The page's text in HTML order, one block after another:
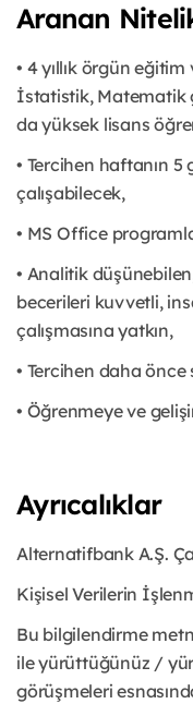
Aranan
• 4 yıllık örgün
İstatistik, Matematik
da yüksek lisans
• Tercihen haftanın
çalışabilecek,
• MS Office
• Analitik
becerileri kuvvetli,
çalışmasına yatkın,
• Tercihen daha
• Öğrenmeye ve
Ayrıcalıklar
Alternatifbank A.Ş.
Kişisel Verilerin
Bu bilgilendirme
ile yürüttüğünüz /
görüşmeleri